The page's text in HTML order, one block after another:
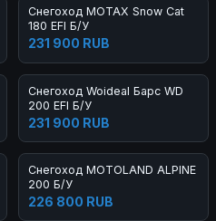
Снегоход MOTAX Snow Cat
180 EFI Б/У
231 900 RUB
Снегоход Woideal Барс WD
200 EFI Б/У
231 900 RUB
Снегоход MOTOLAND ALPINE
200 Б/У
226 800 RUB